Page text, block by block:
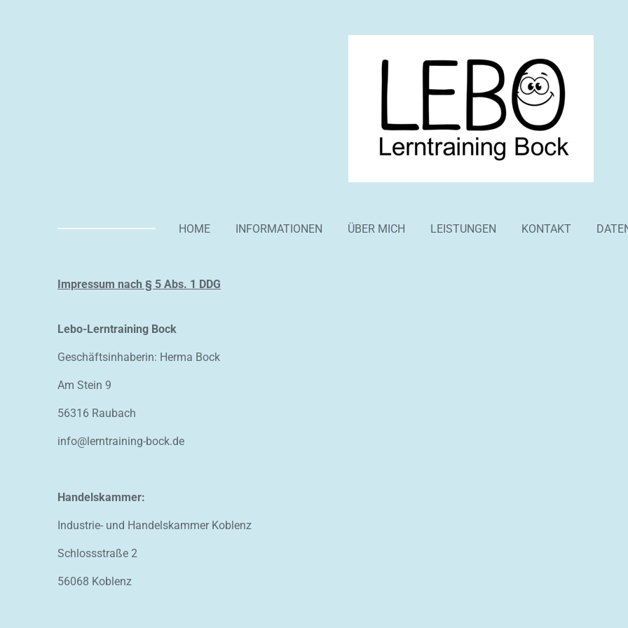
HOME INFORMATIONEN ÜBER MICH LEISTUNGEN KONTAKT
Impressum nach § 5 Abs. 1 DDG
Lebo-Lerntraining Bock
Geschäftsinhaberin: Herma Bock
Am Stein 9
56316 Raubach
info@lerntraining-bock.de
Handelskammer:
Industrie- und Handelskammer Koblenz
Schlossstraße 2
56068 Koblenz